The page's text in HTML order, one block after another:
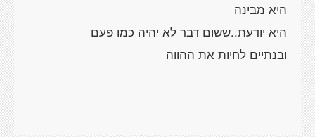
היא מבינה
היא יודעת..ששום דבר לא יהיה כמו פעם
ובנתיים לחיות את ההווה